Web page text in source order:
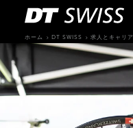
ホーム DT SWISS 求人とキャリア